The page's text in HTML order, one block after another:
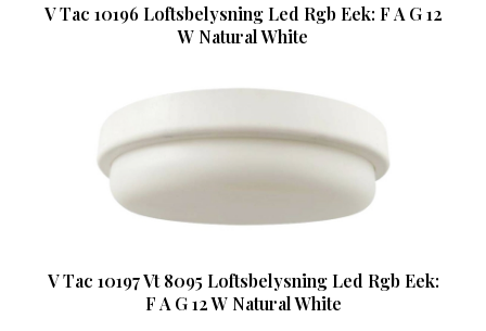
V Tac 10196 Loftsbelysning Led Rgb Eek: F A G 12
W Natural White
V Tac 10197 Vt 8095 Loftsbelysning Led Rgb Eek:
F A G 12 W Natural White